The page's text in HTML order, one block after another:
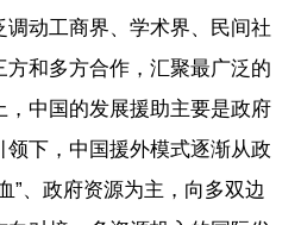
动工商界、学术界、民间社
和多方合作，汇聚最广泛的
中国的发展援助主要是政府
下，中国援外模式逐渐从政
”、政府资源为主，向多双边